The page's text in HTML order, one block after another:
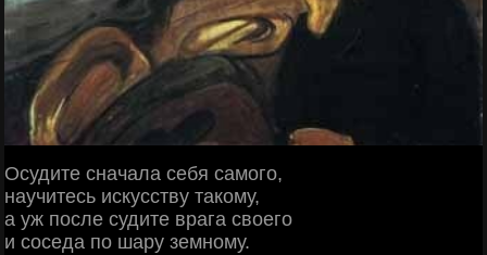
Осудите сначала себя самого,
научитесь искусству такому,
а уж после судите врага своего
и соседа по шару земному.